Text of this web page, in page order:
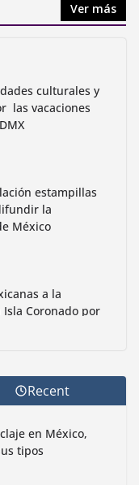
Ver más
culturales y
las vacaciones
estampillas
la
México
a la
Coronado por
World
aves
para
Recent
en México,
tipos